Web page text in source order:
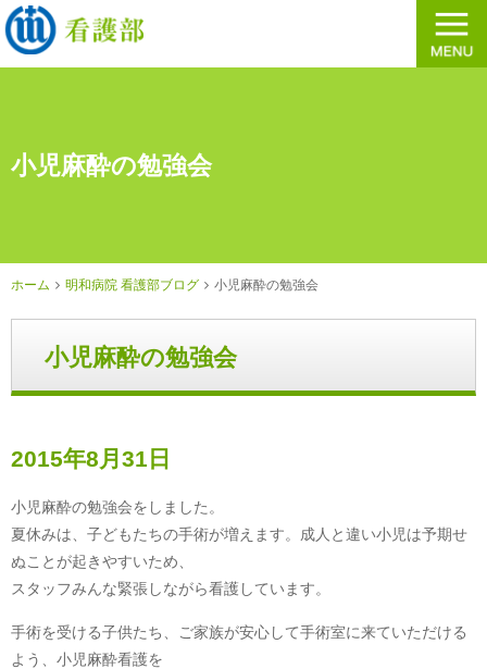
小児麻酔の勉強会
ホーム 明和病院 看護部ブログ 小児麻酔の勉強会
小児麻酔の勉強会
2015年8月31日
小児麻酔の勉強会をしました。
夏休みは、子どもたちの手術が増えます。成人と違い小児は予期せ
ぬことが起きやすいため、
スタッフみんな緊張しながら看護しています。
手術を受ける子供たち、ご家族が安心して手術室に来ていただける
よう、小児麻酔看護を